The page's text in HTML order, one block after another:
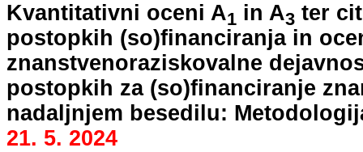
Kvantitativni oceni A1 in A3 ter
postopkih (so)financiranja in
znanstvenoraziskovalne
postopkih za (so)financiranje
nadaljnjem besedilu:
21. 5. 2024